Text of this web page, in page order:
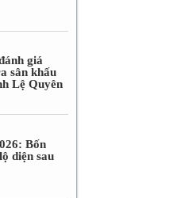
giá
sân khấu
Lệ Quyên
Bốn
diện sau